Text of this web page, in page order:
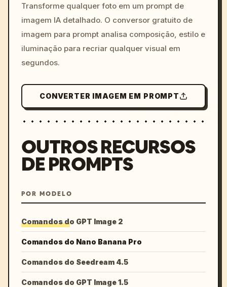
colors, 8k --v 6.0
Transforme qualquer foto em um prompt de
imagem IA detalhado. O conversor gratuito de
imagem para prompt analisa composição, estilo e
iluminação para recriar qualquer visual em
segundos.
CONVERTER IMAGEM EM PROMPT
OUTROS RECURSOS
DE PROMPTS
POR MODELO
Comandos do GPT Image 2
Comandos do Nano Banana Pro
Comandos do Seedream 4.5
Comandos do GPT Image 1.5